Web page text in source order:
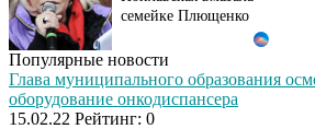
семейке Плющенко
Ржу не переставая, это
видео пересмотришь
не раз
Популярные новости
Глава муниципального образования
оборудование онкодиспансера
15.02.22 Рейтинг: 0